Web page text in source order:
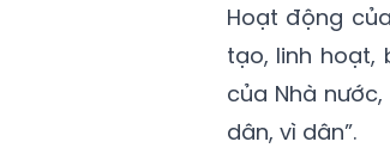
Hoạt động
tạo, linh hoạt,
của Nhà
dân, vì dân”.